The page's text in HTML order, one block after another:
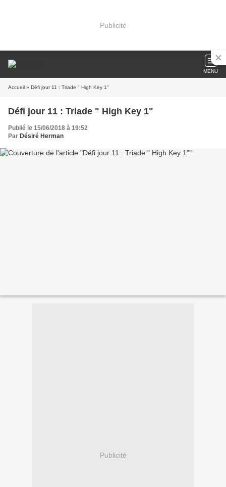
Publicité
MENU
Accueil » Défi jour 11 : Triade " High Key 1"
Défi jour 11 : Triade " High Key 1"
Publié le 15/06/2018 à 19:52
Par Désiré Herman
Publicité